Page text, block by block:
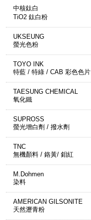
中核鈦白
TiO2 鈦白粉
UKSEUNG
螢光色粉
TOYO INK
特藍 / 特綠 / CAB 彩色色片
TAESUNG CHEMICAL
氧化鐵
SUPROSS
螢光增白劑 / 撥水劑
TNC
無機顏料 / 鉻黃/ 鉬紅
M.Dohmen
染料
AMERICAN GILSONITE
天然瀝青粉